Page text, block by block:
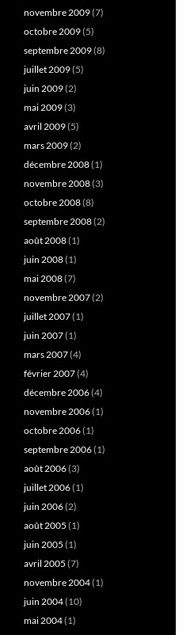
novembre 2009(7)
octobre 2009(5)
septembre 2009(8)
juillet 2009(5)
juin 2009(2)
mai 2009(3)
avril 2009(5)
mars 2009(2)
décembre 2008(1)
novembre 2008(3)
octobre 2008(8)
septembre 2008(2)
août 2008(1)
juin 2008(1)
mai 2008(7)
novembre 2007(2)
juillet 2007(1)
juin 2007(1)
mars 2007(4)
février 2007(4)
décembre 2006(4)
novembre 2006(1)
octobre 2006(1)
septembre 2006(1)
août 2006(3)
juillet 2006(1)
juin 2006(2)
août 2005 (1)
juin 2005 (1)
avril 2005 (7)
novembre 2004(1)
juin 2004(10)
mai 2004(1)